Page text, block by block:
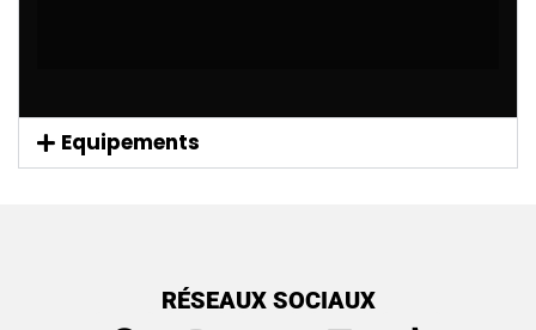
Equipements
RÉSEAUX SOCIAUX